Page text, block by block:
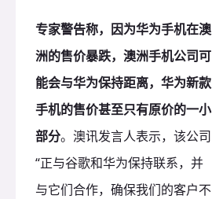
专家警告称，因为华为手机在澳
洲的售价暴跌，澳洲手机公司可
能会与华为保持距离，华为新款
手机的售价甚至只有原价的一小
部分。 澳讯发言人表示，该公司
“正与谷歌和华为保持联系，并
与它们合作，确保我们的客户不